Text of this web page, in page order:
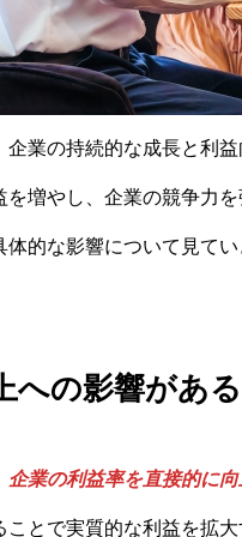
企業の持続的な成長と利
を増やし、企業の競争力
体的な影響について見て
への影響がある
企業の利益率を直接的に
ことで実質的な利益を拡